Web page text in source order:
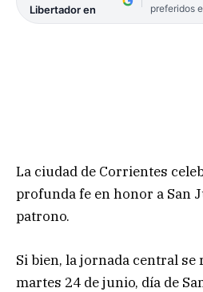
Libertador en
preferidos
La ciudad de Corrientes
profunda fe en honor a San
patrono.
Si bien, la jornada central se
martes 24 de junio, día de